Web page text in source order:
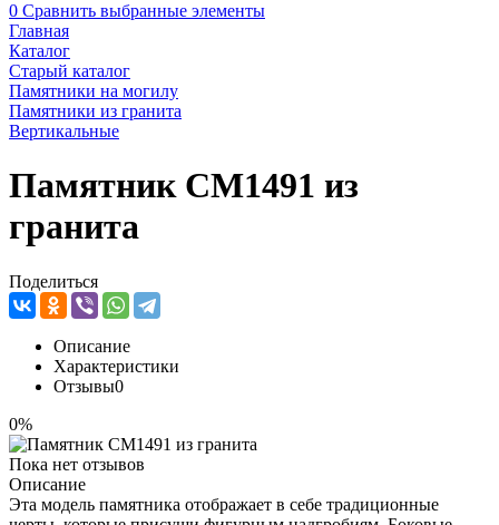
0 Сравнить выбранные элементы
Главная
Каталог
Старый каталог
Памятники на могилу
Памятники из гранита
Вертикальные
Памятник CM1491 из
гранита
Поделиться
Описание
Характеристики
Отзывы0
0%
Пока нет отзывов
Описание
Эта модель памятника отображает в себе традиционные